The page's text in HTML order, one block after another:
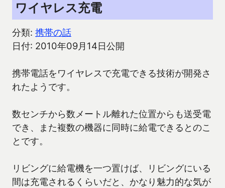
ワイヤレス充電
分類: 携帯の話
日付: 2010年09月14日公開
携帯電話をワイヤレスで充電できる技術が開発さ
れたようです。
数センチから数メートル離れた位置からも送受電
でき、また複数の機器に同時に給電できるとのこ
とです。
リビングに給電機を一つ置けば、リビングにいる
間は充電されるくらいだと、かなり魅力的な気が